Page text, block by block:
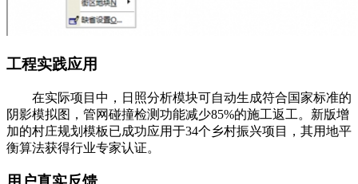
工程实践应用
在实际项目中，日照分析模块可自动生成符合国家标准的
阴影模拟图，管网碰撞检测功能减少85%的施工返工。新版增
加的村庄规划模板已成功应用于34个乡村振兴项目，其用地平
衡算法获得行业专家认证。